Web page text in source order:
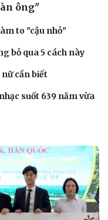
ông"
to "cậu nhỏ"
bỏ qua 5 cách này
cần biết
suốt 639 năm vừa